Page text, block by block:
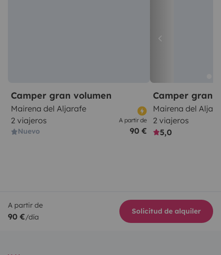
Camper gran volumen
Mairena del Aljarafe
2 viajeros
Nuevo
A partir de
90 €
Camper gran
Mairena del
2 viajeros
5,0
A partir de
90 €/día
Solicitud de alquiler